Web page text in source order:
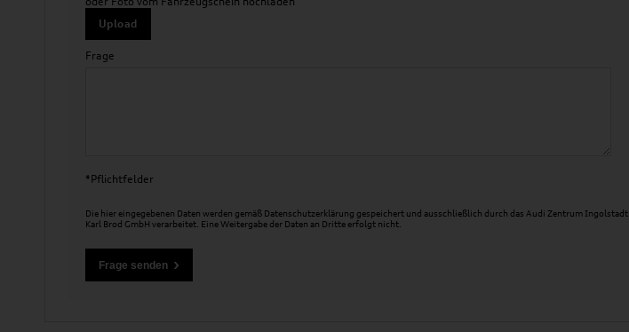
Upload
Frage
*Pflichtfelder
Die hier eingegebenen Daten werden gemäß Datenschutzerklärung gespeichert und ausschließlich durch das Audi Zentrum Ingolstadt
Karl Brod GmbH verarbeitet. Eine Weitergabe der Daten an Dritte erfolgt nicht.